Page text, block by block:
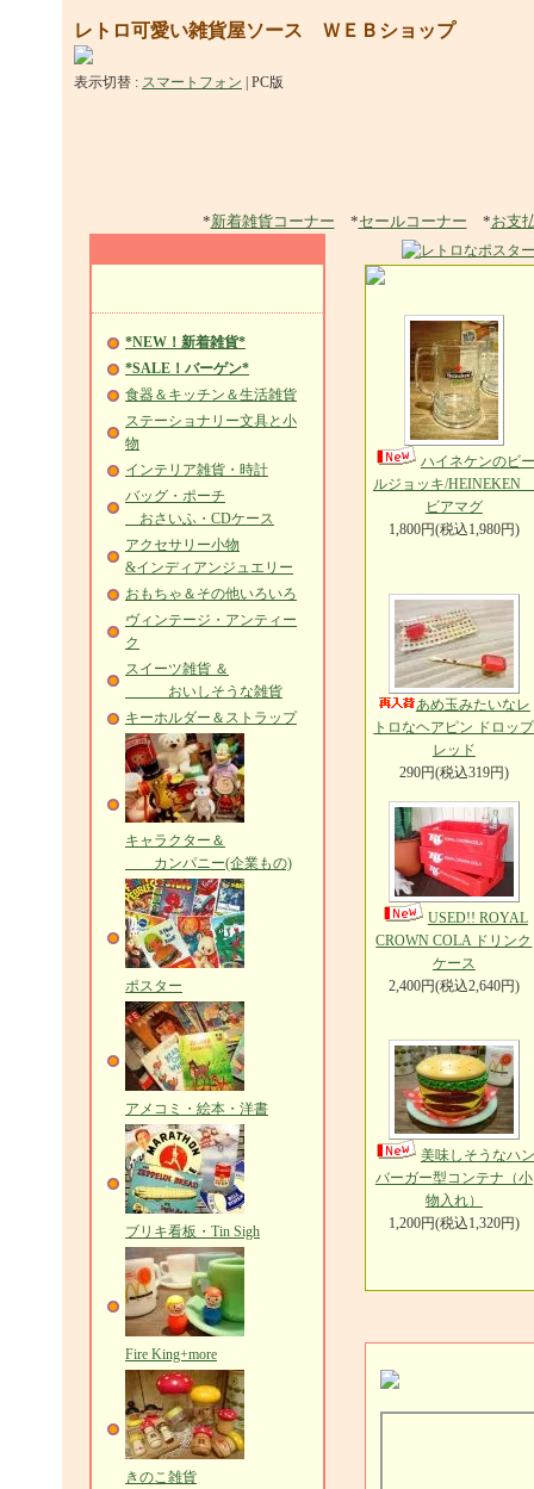
レトロ可愛い雑貨屋ソース ＷＥＢショップ
表示切替 : スマートフォン PC版
*新着雑貨コーナー *セールコーナー *お支
*NEW！新着雑貨*
*SALE！バーゲン*
食器＆キッチン＆生活雑貨
ステーショナリー文具と小
物
インテリア雑貨・時計
バッグ・ポーチ
おさいふ・CDケース
アクセサリー小物
&インディアンジュエリー
おもちゃ＆その他いろいろ
ヴィンテージ・アンティー
ク
スイーツ雑貨 ＆
おいしそうな雑貨
キーホルダー＆ストラップ
キャラクター＆
カンパニー(企業もの)
ポスター
アメコミ・絵本・洋書
ブリキ看板・Tin Sigh
Fire King+more
きのこ雑貨
ハイネケンのビー
ルジョッキ/HEINEKEN
ビアマグ
1,800円(税込1,980円)
あめ玉みたいなレ
トロなヘアピン ドロップ
レッド
290円(税込319円)
USED!! ROYAL
CROWN COLA ドリンク
ケース
2,400円(税込2,640円)
美味しそうなハン
バーガー型コンテナ（小
物入れ）
1,200円(税込1,320円)